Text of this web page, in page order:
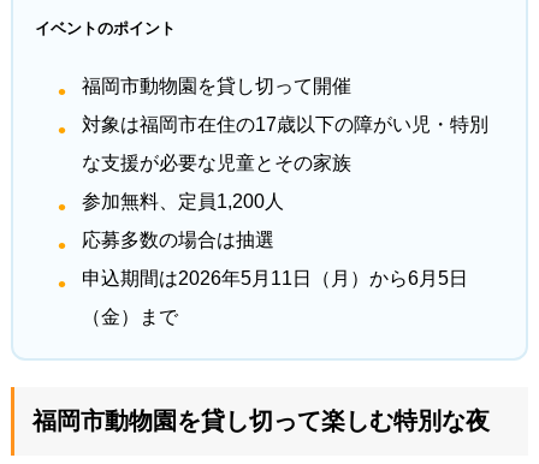
イベントのポイント
福岡市動物園を貸し切って開催
対象は福岡市在住の17歳以下の障がい児・特別
な支援が必要な児童とその家族
参加無料、定員1,200人
応募多数の場合は抽選
申込期間は2026年5月11日（月）から6月5日
（金）まで
福岡市動物園を貸し切って楽しむ特別な夜